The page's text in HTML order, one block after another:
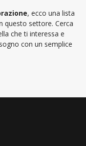
, ecco una lista
questo settore. Cerca
che ti interessa e
con un semplice